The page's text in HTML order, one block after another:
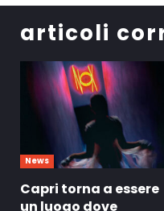
articoli
News
Capri torna a essere
un luogo dove